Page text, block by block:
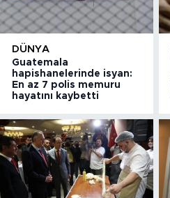
DÜNYA
Guatemala
hapishanelerinde isyan:
En az 7 polis memuru
hayatını kaybetti